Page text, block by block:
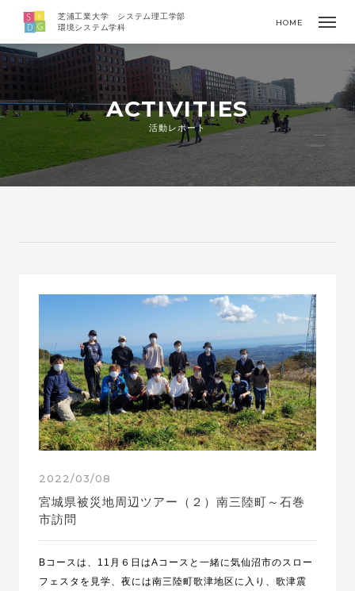
芝浦工業大学 システム理工学部
環境システム学科
HOME
ACTIVITIES
活動レポート
2022/03/08
宮城県被災地周辺ツアー（２）南三陸町～石巻
市訪問
Bコースは、11月６日はAコースと一緒に気仙沼市のスロー
フェスタを見学、夜には南三陸町歌津地区に入り、歌津震